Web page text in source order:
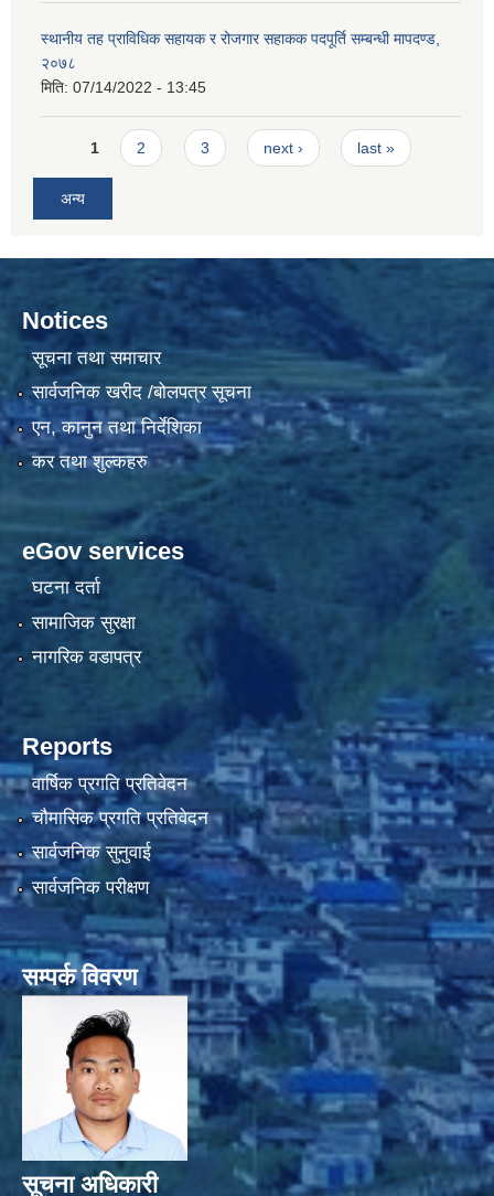
स्थानीय तह प्राविधिक सहायक र रोजगार सहाकक पदपूर्ति सम्बन्धी मापदण्ड,
२०७८
मिति: 07/14/2022 - 13:45
Pages
1 2 3 next › last »
अन्य
Notices
सूचना तथा समाचार
सार्वजनिक खरीद /बोलपत्र सूचना
एन, कानुन तथा निर्देशिका
कर तथा शुल्कहरु
eGov services
घटना दर्ता
सामाजिक सुरक्षा
नागरिक वडापत्र
Reports
वार्षिक प्रगति प्रतिवेदन
चौमासिक प्रगति प्रतिवेदन
सार्वजनिक सुनुवाई
सार्वजनिक परीक्षण
सम्पर्क विवरण
सूचना अधिकारी